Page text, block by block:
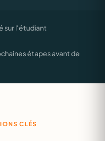
sur l'étudiant
étapes avant de
CLÉS